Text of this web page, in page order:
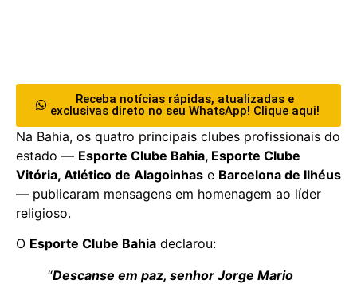
Receba notícias rápidas, atualizadas e
exclusivas direto no seu WhatsApp! Clique aqui!
Na Bahia, os quatro principais clubes profissionais do
estado — Esporte Clube Bahia, Esporte Clube
Vitória, Atlético de Alagoinhas e Barcelona de Ilhéus
— publicaram mensagens em homenagem ao líder
religioso.
O Esporte Clube Bahia declarou:
“Descanse em paz, senhor Jorge Mario